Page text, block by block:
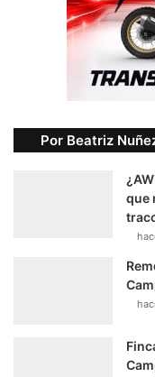
Por Beatriz
que